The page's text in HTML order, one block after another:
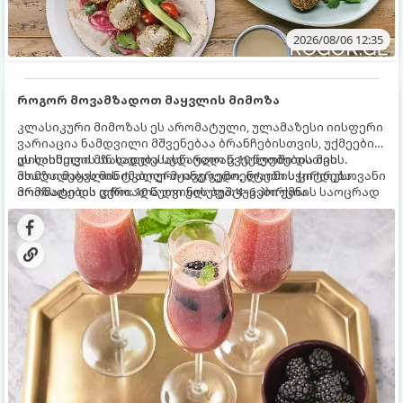
2026/08/06 12:35
როგორ მოვამზადოთ მაყვლის მიმოზა
კლასიკური მიმოზას ეს არომატული, ულამაზესი იისფერი
ვარიაცია ნამდვილი მშვენებაა ბრანჩებისთვის, უქმეების
დილისთვის ან სადღესასწაულო წვეულებებისთვის.
ახალი მაყვლის ტკბილ-მჟავე გემო, ლაიმის ციტრუსოვანი
არომატი და ცქრიალა ღვინის ბუშტუკები ქმნის საოცრად
დახვეწილ და მაგრილებელ კოქტეილს.
ეს სასმელი მზადდება სულ რაღაც 10 წუთში და მის
მომზადებას მინიმალური ინგრედიენტები სჭირდება.
მომზადების დრო: 10 წუთი ულუფა: 4–6 პორცია